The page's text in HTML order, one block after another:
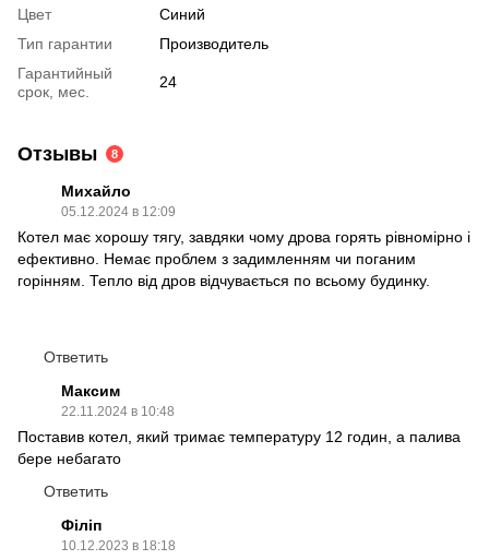
Цвет
Синий
Тип гарантии
Производитель
Гарантийный
срок, мес.
24
Отзывы 8
Михайло
05.12.2024 в 12:09
Котел має хорошу тягу, завдяки чому дрова горять рівномірно і
ефективно. Немає проблем з задимленням чи поганим
горінням. Тепло від дров відчувається по всьому будинку.
Ответить
Максим
22.11.2024 в 10:48
Поставив котел, який тримає температуру 12 годин, а палива
бере небагато
Ответить
Філіп
10.12.2023 в 18:18